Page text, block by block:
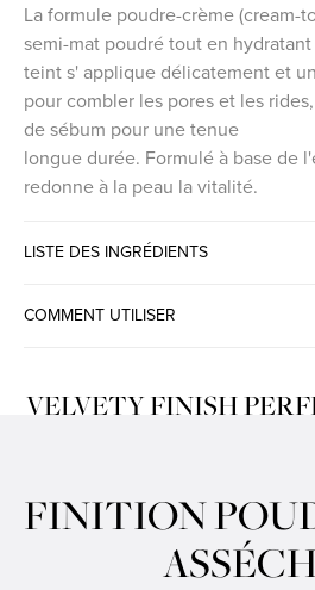
La formule poudre-crème (cream-
semi-mat poudré tout en
teint s' applique délicatement et
pour combler les pores et les
de sébum pour une tenue
longue durée. Formulé à base de
redonne à la peau la vitalité.
LISTE DES INGRÉDIENTS
COMMENT UTILISER
VELVETY FINISH
FINITION